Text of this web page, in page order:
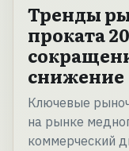
Тренды
проката
снижение
Ключевые
на рынке
коммерческий